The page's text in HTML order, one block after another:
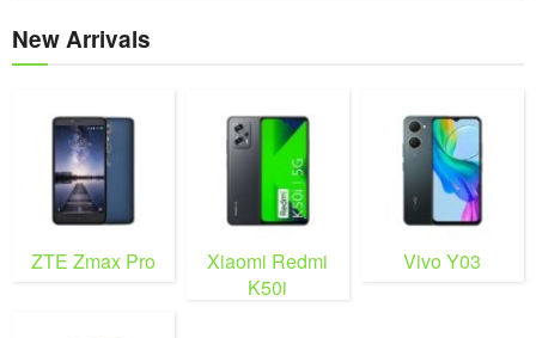
New Arrivals
ZTE Zmax Pro
Xiaomi Redmi
K50i
Vivo Y03